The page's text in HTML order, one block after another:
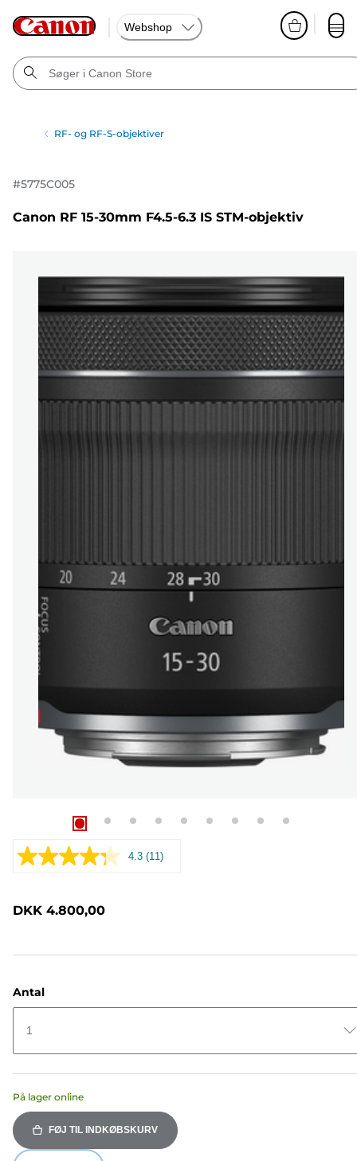
Webshop
RF- og RF-S-objektiver
#5775C005
Canon RF 15-30mm F4.5-6.3 IS STM-objektiv
4.3 Læs
(11)
DKK 4.800,00
Antal
1
På lager online
FØJ TIL INDKØBSKURV